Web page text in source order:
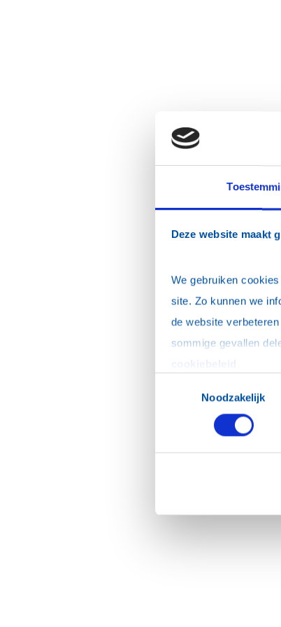
Deze website maakt
We gebruiken
site. Zo kunnen we
de website
Noodzakelijk